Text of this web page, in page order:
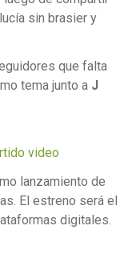
sin brasier y
que falta
tema junto a J
video
lanzamiento de
El estreno será el
digitales.